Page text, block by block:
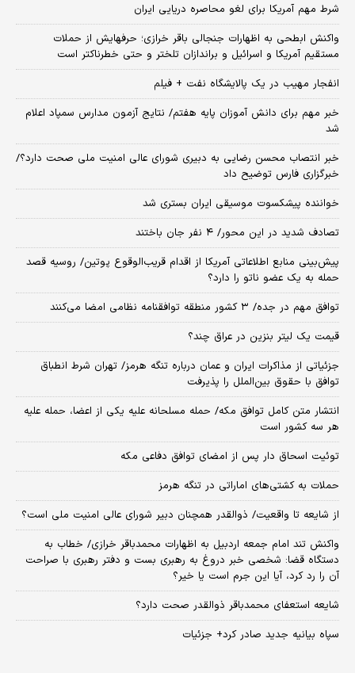
شرط مهم آمریکا برای لغو محاصره دریایی ایران
واکنش ابطحی به اظهارات جنجالی باقر خرازی؛ حرفهایش از حملات
مستقیم آمریکا و اسرائیل و براندازان تلختر و حتی خطرناکتر است
انفجار مهیب در یک پالایشگاه نفت + فیلم
خبر مهم برای دانش آموزان پایه هفتم/ نتایج آزمون مدارس سمپاد اعلام
شد
خبر انتصاب محسن رضایی به دبیری شورای عالی امنیت ملی صحت دارد؟/
خبرگزاری فارس توضیح داد
خواننده پیشکسوت موسیقی ایران بستری شد
تصادف شدید در این محور/ ۴ نفر جان باختند
پیش‌بینی منابع اطلاعاتی آمریکا از اقدام قریب‌الوقوع پوتین/ روسیه قصد
حمله به یک عضو ناتو را دارد؟
توافق مهم در جده/ ۳ کشور منطقه توافقنامه نظامی امضا می‌کنند
قیمت یک لیتر بنزین در عراق چند؟
جزئیاتی از مذاکرات ایران و عمان درباره تنگه هرمز/ تهران شرط انطباق
توافق با حقوق بین‌الملل را پذیرفت
انتشار متن کامل توافق مکه/ حمله مسلحانه علیه یکی از اعضا، حمله علیه
هر سه کشور است
توئیت اسحاق دار پس از امضای توافق دفاعی مکه
حملات به کشتی‌های اماراتی در تنگه هرمز
از شایعه تا واقعیت/ ذوالقدر همچنان دبیر شورای ‌عالی امنیت ملی است؟
واکنش تند امام جمعه اردبیل به اظهارات محمدباقر خرازی/ خطاب به
دستگاه قضا: شخصی خبر دروغ به رهبری بست و دفتر رهبری با صراحت
آن را رد کرد، آیا این جرم است یا خیر؟
شایعه استعفای محمدباقر ذوالقدر صحت دارد؟
سپاه بیانیه جدید صادر کرد+ جزئیات